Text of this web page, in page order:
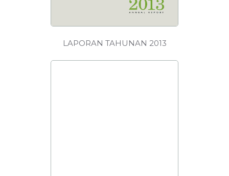
LAPORAN TAHUNAN 2013